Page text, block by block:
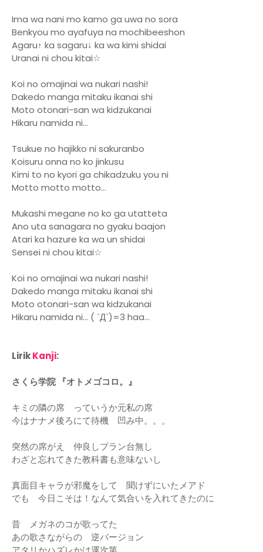
Ima wa nani mo kamo ga uwa no sora
Benkyou mo ayafuya na mochibeeshon
Agaru↑ ka sagaru↓ ka wa kimi shidai
Uranai ni chou kitai☆
Koi no omajinai wa nukari nashi!
Dakedo manga mitaku ikanai shi
Moto otonari-san wa kidzukanai
Hikaru namida ni...
Tsukue no hajikko ni sakuranbo
Koisuru onna no ko jinkusu
Kimi to no kyori ga chikadzuku you ni
Motto motto motto...
Mukashi megane no ko ga utatteta
Ano uta sanagara no gyaku baajon
Atari ka hazure ka wa un shidai
Sensei ni chou kitai☆
Koi no omajinai wa nukari nashi!
Dakedo manga mitaku ikanai shi
Moto otonari-san wa kidzukanai
Hikaru namida ni... ( ´Д`)=3 haa...
LirikKanji:
さくら学院 『オトメゴコロ。』
キミの隣の席 っていうか元私の席
今はナナメ後ろにて待機 凹み中。。。
突然の席がえ 仲良しプラン台無し
わざと忘れてきた教科書も意味ないし
真面目キャラが邪魔をして 聞けずにいたメアド
でも 今日こそは！なんて気合いを入れてきたのに
昔 メガネのコが歌ってた
あの歌さながらの 逆バージョン